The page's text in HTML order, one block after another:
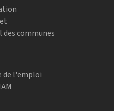
des communes
de l'emploi